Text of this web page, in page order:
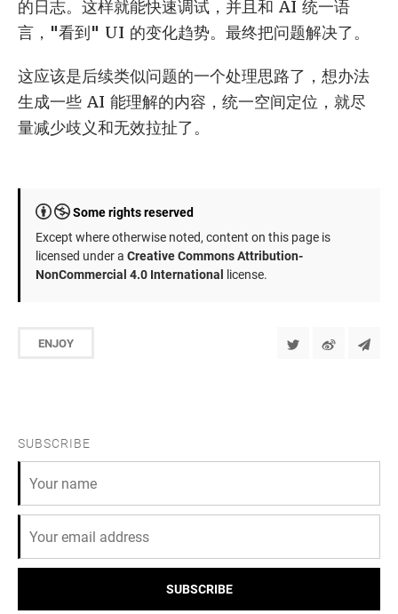
的日志。这样就能快速调试，并且和 AI 统一语
言，"看到" UI 的变化趋势。最终把问题解决了。
这应该是后续类似问题的一个处理思路了，想办法
生成一些 AI 能理解的内容，统一空间定位，就尽
量减少歧义和无效拉扯了。
Some rights reserved
Except where otherwise noted, content on this page is
licensed under a Creative Commons Attribution-
NonCommercial 4.0 International license.
ENJOY
SUBSCRIBE
SUBSCRIBE